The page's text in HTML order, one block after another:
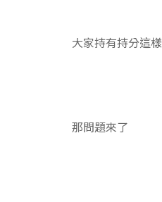
大家持有持分這樣
那問題來了